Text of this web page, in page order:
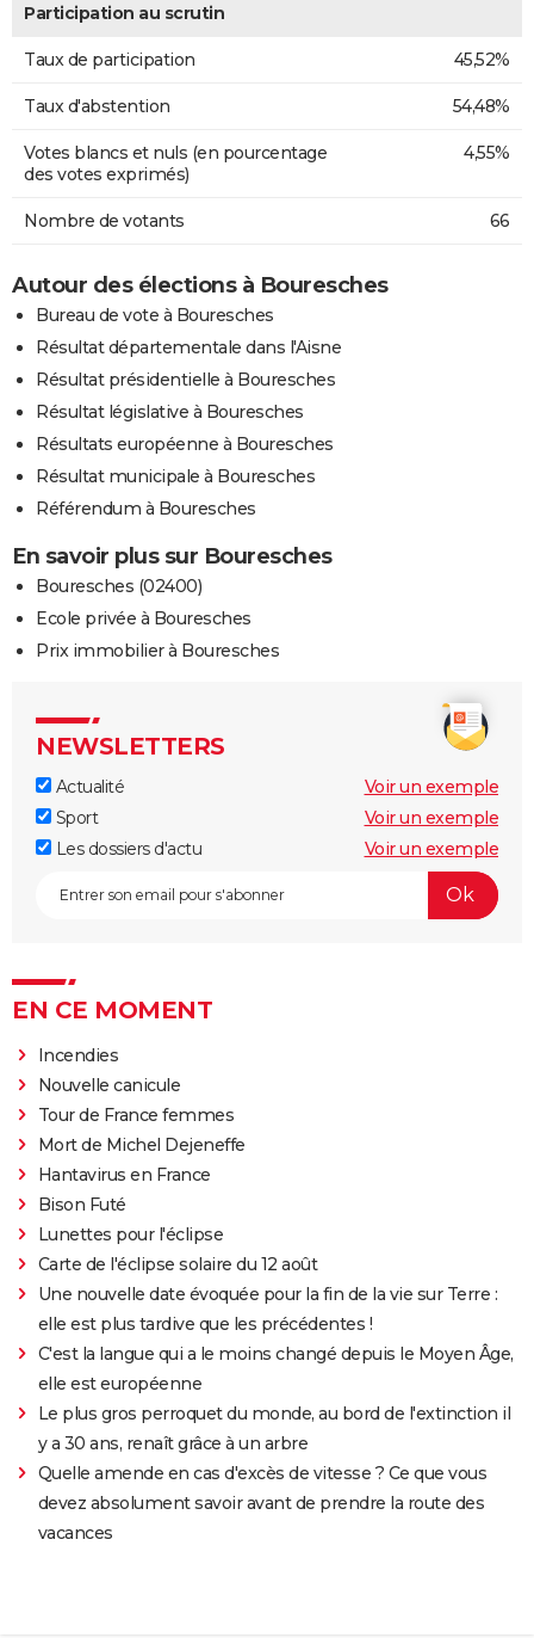
Participation au scrutin
Taux de participation 45,52%
Taux d'abstention 54,48%
Votes blancs et nuls (en pourcentage
des votes exprimés)
4,55%
Nombre de votants 66
Autour des élections à Bouresches
Bureau de vote à Bouresches
Résultat départementale dans l'Aisne
Résultat présidentielle à Bouresches
Résultat législative à Bouresches
Résultats européenne à Bouresches
Résultat municipale à Bouresches
Référendum à Bouresches
En savoir plus sur Bouresches
Bouresches (02400)
Ecole privée à Bouresches
Prix immobilier à Bouresches
NEWSLETTERS
Actualité
Voir un exemple
Sport
Voir un exemple
Les dossiers d'actu
Voir un exemple
EN CE MOMENT
Incendies
Nouvelle canicule
Tour de France femmes
Mort de Michel Dejeneffe
Hantavirus en France
Bison Futé
Lunettes pour l'éclipse
Carte de l'éclipse solaire du 12 août
Une nouvelle date évoquée pour la fin de la vie sur Terre :
elle est plus tardive que les précédentes !
C'est la langue qui a le moins changé depuis le Moyen Âge,
elle est européenne
Le plus gros perroquet du monde, au bord de l'extinction il
y a 30 ans, renaît grâce à un arbre
Quelle amende en cas d'excès de vitesse ? Ce que vous
devez absolument savoir avant de prendre la route des
vacances